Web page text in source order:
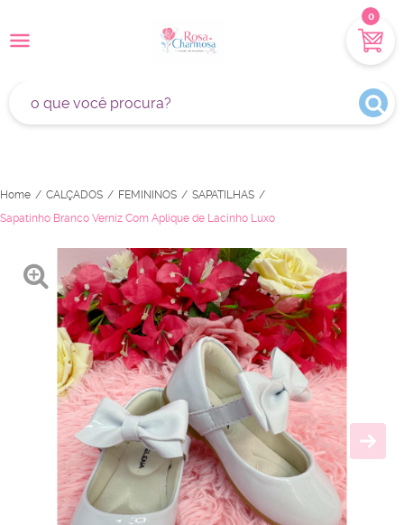
0
Home CALÇADOS FEMININOS
SAPATILHAS
Sapatinho Branco Verniz Com Aplique de Lacinho Luxo